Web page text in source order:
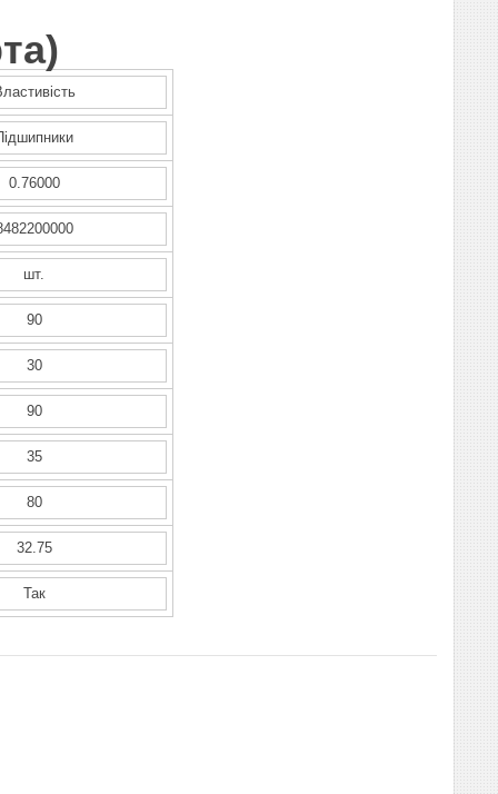
)
0.76000
шт.
90
30
90
35
80
32.75
Так